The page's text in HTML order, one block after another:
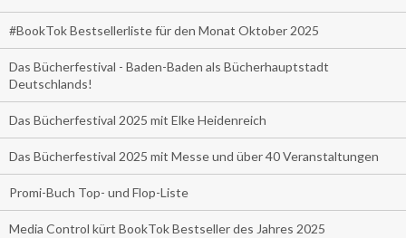
#BookTok Bestsellerliste für den Monat Oktober 2025
Das Bücherfestival - Baden-Baden als Bücherhauptstadt
Deutschlands!
Das Bücherfestival 2025 mit Elke Heidenreich
Das Bücherfestival 2025 mit Messe und über 40 Veranstaltungen
Promi-Buch Top- und Flop-Liste
Media Control kürt BookTok Bestseller des Jahres 2025